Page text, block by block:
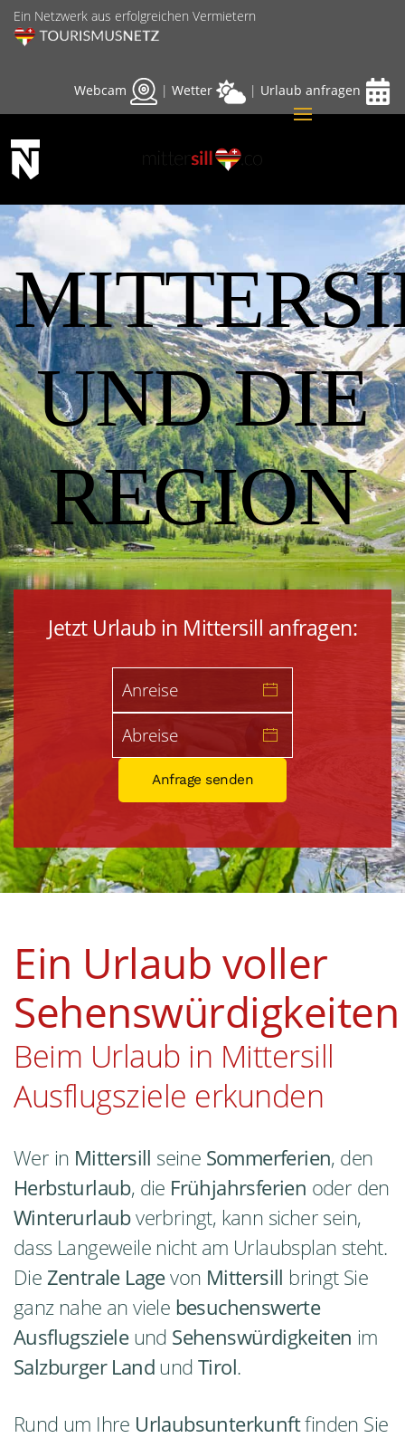
Ein Netzwerk aus erfolgreichen Vermietern
Webcam | Wetter | Urlaub anfragen
UND DIE
REGION
Jetzt Urlaub in Mittersill anfragen:
Anfrage senden
Ein Urlaub voller
Sehenswürdigkeiten
Beim Urlaub in Mittersill
Ausflugsziele erkunden
Wer in Mittersill seine Sommerferien, den
Herbsturlaub, die Frühjahrsferien oder den
Winterurlaubverbringt, kann sicher sein,
dass Langeweile nicht am Urlaubsplan steht.
Die Zentrale Lagevon Mittersill bringt Sie
ganz nahe an viele besuchenswerte
Ausflugszieleund Sehenswürdigkeiten im
Salzburger Land undTirol.
Rund um Ihre Urlaubsunterkunftfinden Sie